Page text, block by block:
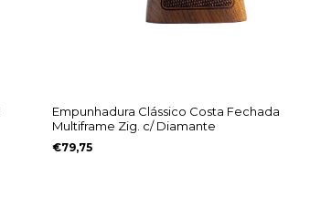
Empunhadura Clássico Costa Fechada
Multiframe Zig. c/ Diamante
€79,75